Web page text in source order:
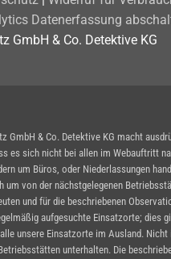
Datenerfassung
GmbH & Co. Detektive KG
GmbH & Co. Detektive KG macht
es sich nicht bei allen im Webauftritt
um Büros, oder Niederlassungen
um von der nächstgelegenen
und für die beschriebenen
aufgesuchte Einsatzorte; dies
unsere Einsatzorte im Ausland. Nicht
unterhalten. Die